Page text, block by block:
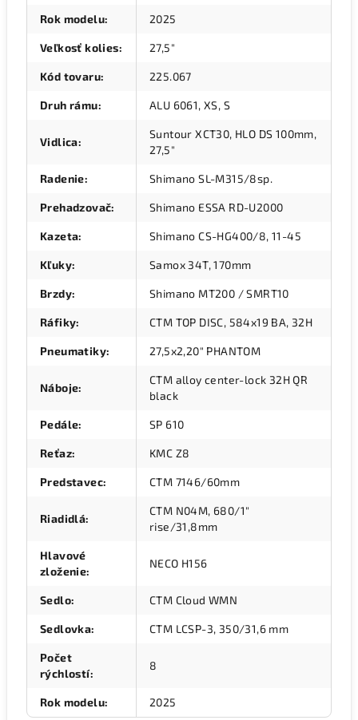
Rok modelu: 2025
Veľkosť kolies: 27,5"
Kód tovaru: 225.067
Druh rámu: ALU 6061, XS, S
Vidlica:
Suntour XCT30, HLO DS 100mm,
27,5"
Radenie: Shimano SL-M315/8sp.
Prehadzovač: Shimano ESSA RD-U2000
Kazeta: Shimano CS-HG400/8, 11-45
Kľuky: Samox 34T, 170mm
Brzdy: Shimano MT200 / SMRT10
Ráfiky: CTM TOP DISC, 584x19 BA, 32H
Pneumatiky: 27,5x2,20" PHANTOM
Náboje:
CTM alloy center-lock 32H QR
black
Pedále: SP 610
Reťaz: KMC Z8
Predstavec: CTM 7146/60mm
Riadidlá:
CTM N04M, 680/1"
rise/31,8mm
Hlavové
zloženie:
NECO H156
Sedlo: CTM Cloud WMN
Sedlovka: CTM LCSP-3, 350/31,6 mm
Počet
rýchlostí:
8
Rok modelu: 2025